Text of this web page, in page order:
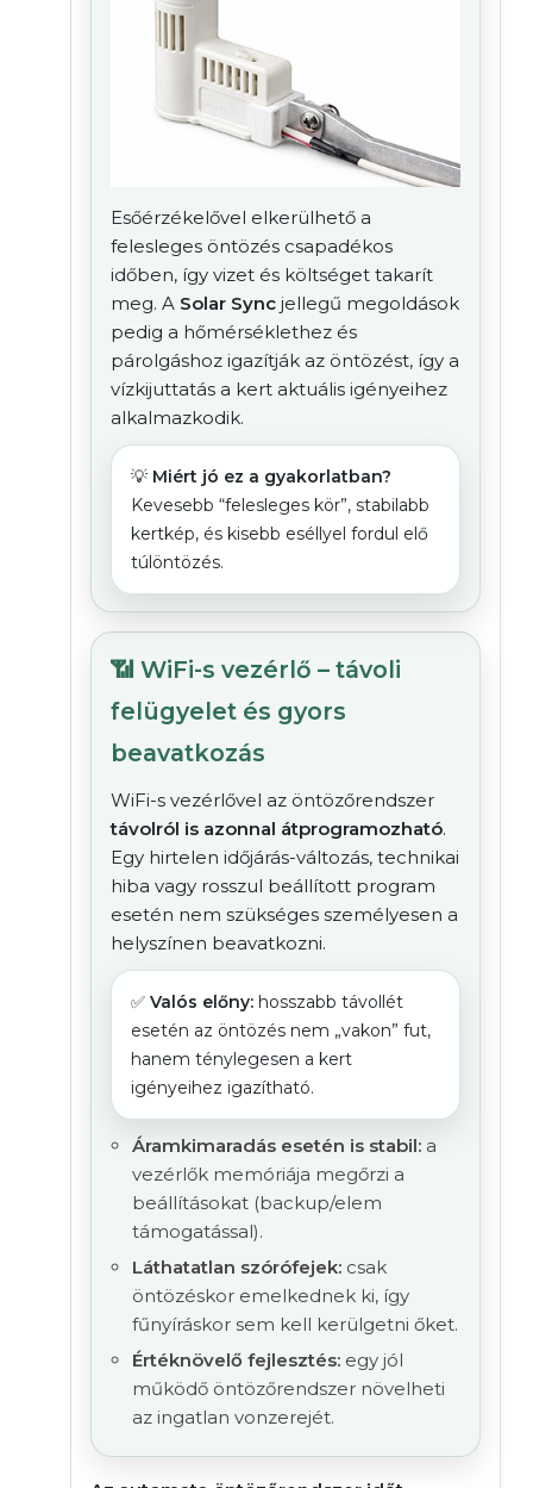
Esőérzékelővel elkerülhető a
felesleges öntözés csapadékos
időben, így vizet és költséget takarít
meg. A Solar Sync jellegű megoldások
pedig a hőmérséklethez és
párolgáshoz igazítják az öntözést, így a
vízkijuttatás a kert aktuális igényeihez
alkalmazkodik.
💡 Miért jó ez a gyakorlatban?
Kevesebb “felesleges kör”, stabilabb
kertkép, és kisebb eséllyel fordul elő
túlöntözés.
📶 WiFi-s vezérlő – távoli
felügyelet és gyors
beavatkozás
WiFi-s vezérlővel az öntözőrendszer
távolról is azonnal átprogramozható.
Egy hirtelen időjárás-változás, technikai
hiba vagy rosszul beállított program
esetén nem szükséges személyesen a
helyszínen beavatkozni.
✅ Valós előny: hosszabb távollét
esetén az öntözés nem „vakon” fut,
hanem ténylegesen a kert
igényeihez igazítható.
Áramkimaradás esetén is stabil: a
vezérlők memóriája megőrzi a
beállításokat (backup/elem
támogatással).
Láthatatlan szórófejek: csak
öntözéskor emelkednek ki, így
fűnyíráskor sem kell kerülgetni őket.
Értéknövelő fejlesztés: egy jól
működő öntözőrendszer növelheti
az ingatlan vonzerejét.